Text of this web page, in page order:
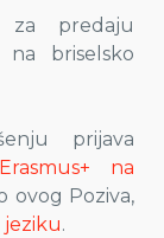
predaju
briselsko
prijava
na
ovog Poziva,
jeziku.